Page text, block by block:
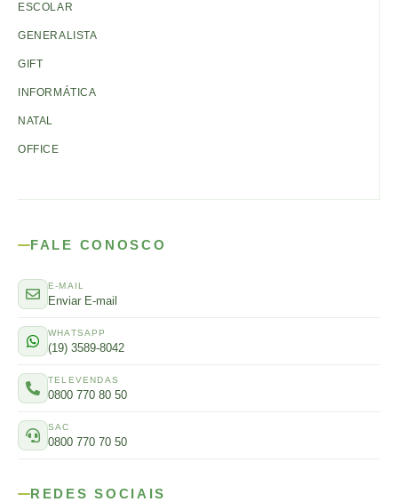
ESCOLAR
GENERALISTA
GIFT
INFORMÁTICA
NATAL
OFFICE
FALE CONOSCO
E-MAIL
Enviar E-mail
WHATSAPP
(19) 3589-8042
TELEVENDAS
0800 770 80 50
SAC
0800 770 70 50
REDES SOCIAIS